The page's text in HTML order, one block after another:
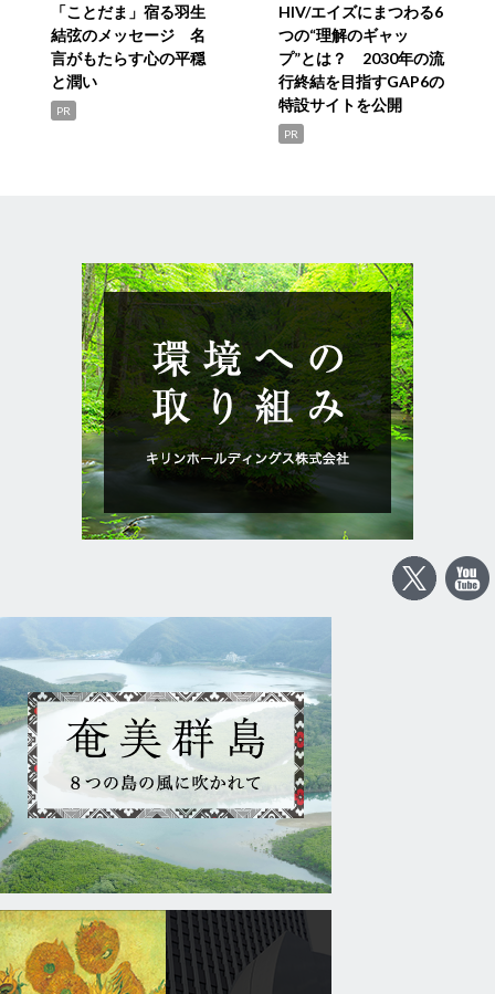
「ことだま」宿る羽生
結弦のメッセージ 名
言がもたらす心の平穏
と潤い
PR
HIV/エイズにまつわる6
つの“理解のギャッ
プ”とは？ 2030年の流
行終結を目指すGAP6の
特設サイトを公開
PR